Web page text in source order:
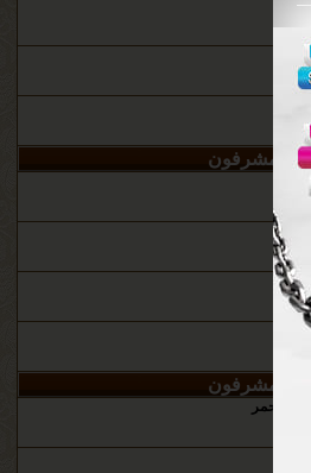
المشرفون
المشرفون
الاحمر